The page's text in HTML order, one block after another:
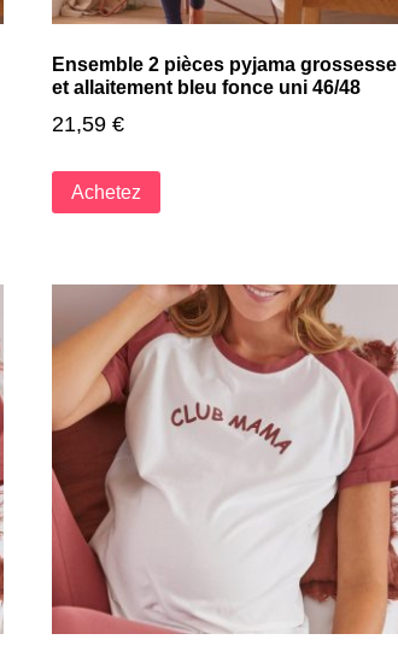
Ensemble 2 pièces pyjama grossesse
et allaitement bleu fonce uni 46/48
21,59 €
Achetez